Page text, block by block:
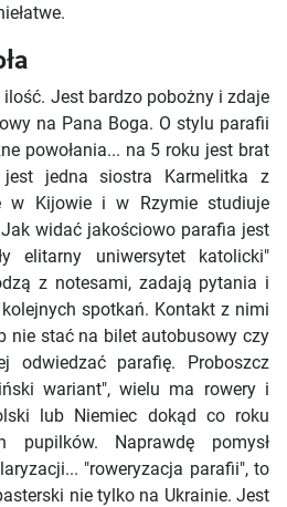
Jest bardzo pobożny i zdaje
na Pana Boga. O stylu parafii
powołania... na 5 roku jest brat
jest jedna siostra Karmelitka z
w Kijowie i w Rzymie studiuje
widać jakościowo parafia jest
elitarny uniwersytet katolicki"
z notesami, zadają pytania i
spotkań. Kontakt z nimi
nie stać na bilet autobusowy czy
odwiedzać parafię. Proboszcz
wariant", wielu ma rowery i
lub Niemiec dokąd co roku
pupilków. Naprawdę pomysł
"roweryzacja parafii", to
nie tylko na Ukrainie. Jest